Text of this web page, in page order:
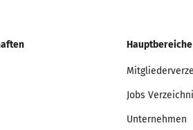
Hauptbereiche
Jobs
Unternehmen